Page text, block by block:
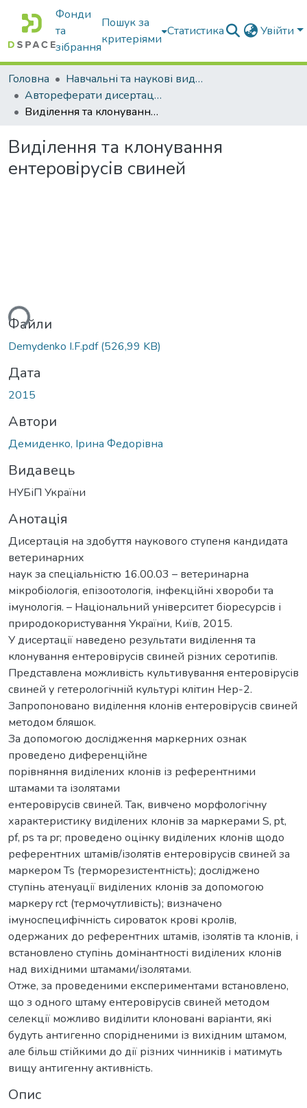
Фонди
та
зібрання
Пошук за
критеріями
Статистика Увійти
Головна
Навчальні та наукові видання
Автореферати дисертацій та дисертації
Виділення та клонування ентеровірусів свиней
Виділення та клонування
ентеровірусів свиней
Файли
Demydenko I.F.pdf(526,99 KB)
Дата
2015
Автори
Демиденко, Ірина Федорівна
Видавець
НУБіП України
Анотація
Дисертація на здобуття наукового ступеня кандидата
ветеринарних
наук за спеціальністю 16.00.03 – ветеринарна
мікробіологія, епізоотологія, інфекційні хвороби та
імунологія. – Національний університет біоресурсів і
природокористування України, Київ, 2015.
У дисертації наведено результати виділення та
клонування ентеровірусів свиней різних серотипів.
Представлена можливість культивування ентеровірусів
свиней у гетерологічній культурі клітин Нер-2.
Запропоновано виділення клонів ентеровірусів свиней
методом бляшок.
За допомогою дослідження маркерних ознак
проведено диференційне
порівняння виділених клонів із референтними
штамами та ізолятами
ентеровірусів свиней. Так, вивчено морфологічну
характеристику виділених клонів за маркерами S, pt,
pf, ps та pr; проведено оцінку виділених клонів щодо
референтних штамів/ізолятів ентеровірусів свиней за
маркером Ts (терморезистентність); досліджено
ступінь атенуації виділених клонів за допомогою
маркеру rct (термочутливість); визначено
імуноспецифічність сироваток крові кролів,
одержаних до референтних штамів, ізолятів та клонів, і
встановлено ступінь домінантності виділених клонів
над вихідними штамами/ізолятами.
Отже, за проведеними експериментами встановлено,
що з одного штаму ентеровірусів свиней методом
селекції можливо виділити клоновані варіанти, які
будуть антигенно спорідненими із вихідним штамом,
але більш стійкими до дії різних чинників і матимуть
вищу антигенну активність.
Опис